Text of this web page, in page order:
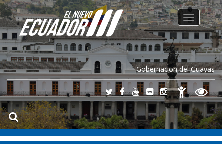
Gobernacion del Guayas
Toggle
navigation